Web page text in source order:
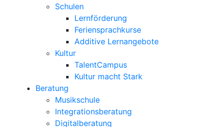
Schulen
Lernförderung
Feriensprachkurse
Additive Lernangebote
Kultur
TalentCampus
Kultur macht Stark
Beratung
Musikschule
Integrationsberatung
Digitalberatung